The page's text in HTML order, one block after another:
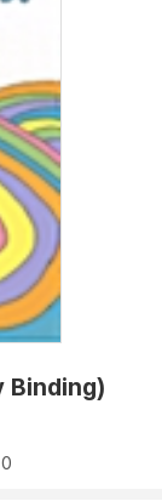
Binding)